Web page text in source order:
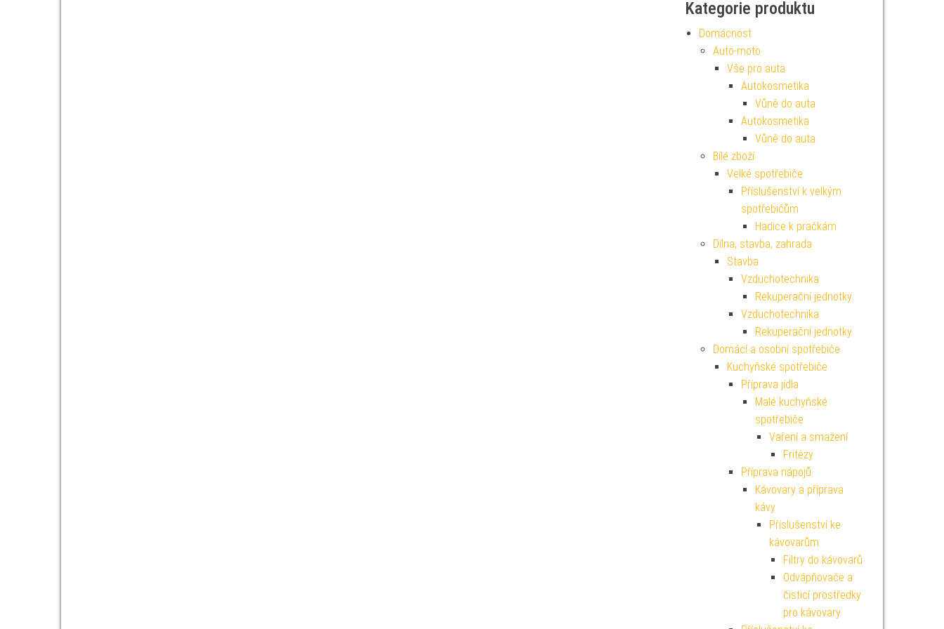
Kategorie produktu
Domácnost
Auto-moto
Vše pro auta
Autokosmetika
Vůně do auta
Autokosmetika
Vůně do auta
Bílé zboží
Velké spotřebiče
Příslušenství k velkým
spotřebičům
Hadice k pračkám
Dílna, stavba, zahrada
Stavba
Vzduchotechnika
Rekuperační jednotky
Vzduchotechnika
Rekuperační jednotky
Domácí a osobní spotřebiče
Kuchyňské spotřebiče
Příprava jídla
Malé kuchyňské
spotřebiče
Vaření a smažení
Fritézy
Příprava nápojů
Kávovary a příprava
kávy
Příslušenství ke
kávovarům
Filtry do kávovarů
Odvápňovače a
čisticí prostředky
pro kávovary